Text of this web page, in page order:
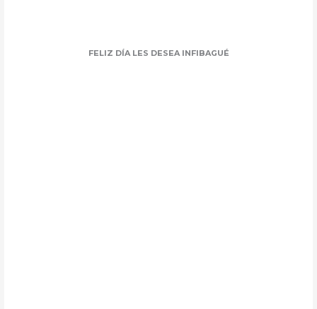
FELIZ DÍA LES DESEA INFIBAGUÉ